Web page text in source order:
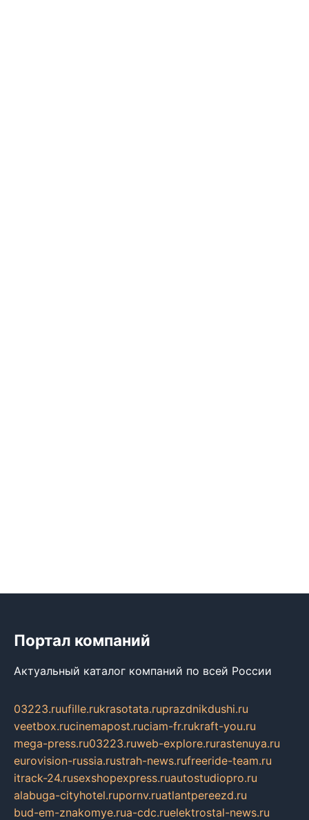
Портал компаний
Актуальный каталог компаний по всей России
03223.ruufille.rukrasotata.ruprazdnikdushi.ru
veetbox.rucinemapost.ruciam-fr.rukraft-you.ru
mega-press.ru03223.ruweb-explore.rurastenuya.ru
eurovision-russia.rustrah-news.rufreeride-team.ru
itrack-24.rusexshopexpress.ruautostudiopro.ru
alabuga-cityhotel.rupornv.ruatlantpereezd.ru
bud-em-znakomye.rua-cdc.ruelektrostal-news.ru